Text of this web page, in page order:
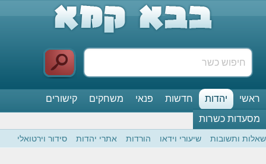
ראשי יהדות חדשות פנאי משחקים
קישורים
מסעדות כשרות
שאלות ותשובות שיעורי וידאו הורדות אתרי יהדות סידור וירטואלי